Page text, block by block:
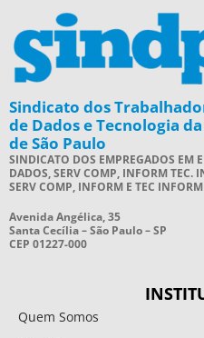
Sindicato dos
de Dados e Tecnologia
de São Paulo
SINDICATO DOS EMPREGADOS EM
DADOS, SERV COMP, INFORM TEC.
SERV COMP, INFORM E TEC
Avenida Angélica, 35
Santa Cecília – São Paulo – SP
CEP 01227-000
Quem Somos